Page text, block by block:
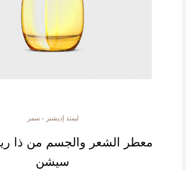
ليمتد إديشنز - سمر
معطر الشعر والجسم من ذا
سيشن